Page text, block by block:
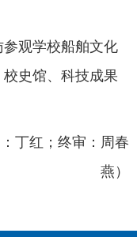
观学校船舶文化
史馆、科技成果
丁红；终审：周春
燕）